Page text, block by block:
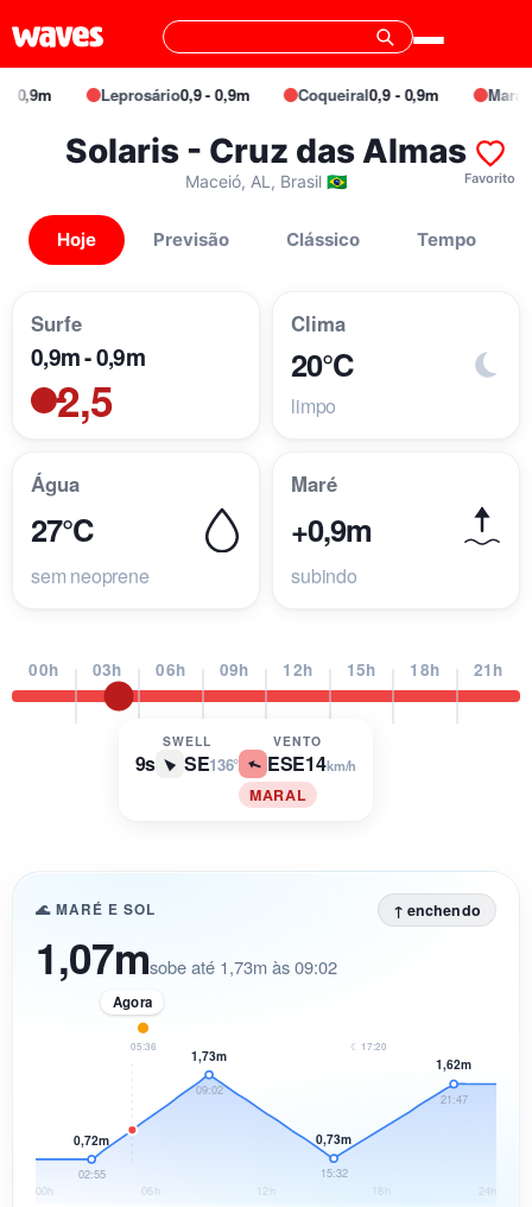
0,9m Leprosário0,9 - 0,9m Coqueiral0,9 - 0,9m
Solaris - Cruz das Almas
Maceió, AL, Brasil 🇧🇷 Favorito
Hoje Previsão Clássico Tempo
Surfe
0,9m - 0,9m
2,5
Clima
20°C
limpo
Água
27°C
sem neoprene
Maré
+0,9m
subindo
00h 03h 06h 09h 12h 15h 18h 21h
SWELL
9s SE136°
VENTO
ESE14km/h
MARAL
🌊 MARÉ E SOL ↑ enchendo
1,07msobe até 1,73m às 09:02
Agora
05:36 ☾ 17:20
0,72m
02:55
1,73m
09:02
0,73m
15:32
1,62m
21:47
00h 06h 12h 18h 24h